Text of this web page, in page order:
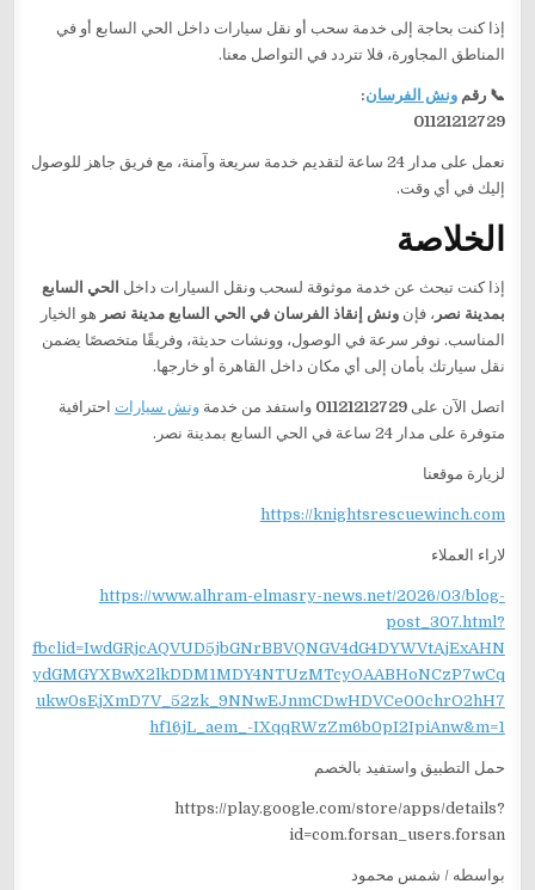
إذا كنت بحاجة إلى خدمة سحب أو نقل سيارات داخل الحي السابع أو في
المناطق المجاورة، فلا تتردد في التواصل معنا.
📞 رقمونش الفرسان:
01121212729
نعمل على مدار 24 ساعة لتقديم خدمة سريعة وآمنة، مع فريق جاهز للوصول
إليك في أي وقت.
الخلاصة
إذا كنت تبحث عن خدمة موثوقة لسحب ونقل السيارات داخل الحي السابع
بمدينة نصر ، فإنونش إنقاذ الفرسان في الحي السابع مدينة نصر هو الخيار
المناسب. نوفر سرعة في الوصول، وونشات حديثة، وفريقًا متخصصًا يضمن
نقل سيارتك بأمان إلى أي مكان داخل القاهرة أو خارجها.
اتصل الآن على01121212729 واستفد من خدمةونش سيارات احترافية
متوفرة على مدار 24 ساعة في الحي السابع بمدينة نصر.
لزيارة موقعنا
https://knightsrescuewinch.com
لاراء العملاء
https://www.alhram-elmasry-news.net/2026/03/blog-
post_307.html?
fbclid=IwdGRjcAQVUD5jbGNrBBVQNGV4dG4DYWVtAjExAHN
ydGMGYXBwX2lkDDM1MDY4NTUzMTcyOAABHoNCzP7wCq
ukw0sEjXmD7V_52zk_9NNwEJnmCDwHDVCe00chrO2hH7
hf16jL_aem_-IXqqRWzZm6b0pI2IpiAnw&m=1
حمل التطبيق واستفيد بالخصم
https://play.google.com/store/apps/details?
id=com.forsan_users.forsan
بواسطه / شمس محمود